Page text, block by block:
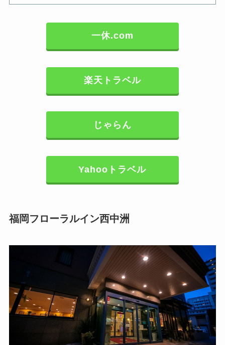
一休.com
楽天トラベル
じゃらん
Yahooトラベル
福岡フローラルイン西中洲